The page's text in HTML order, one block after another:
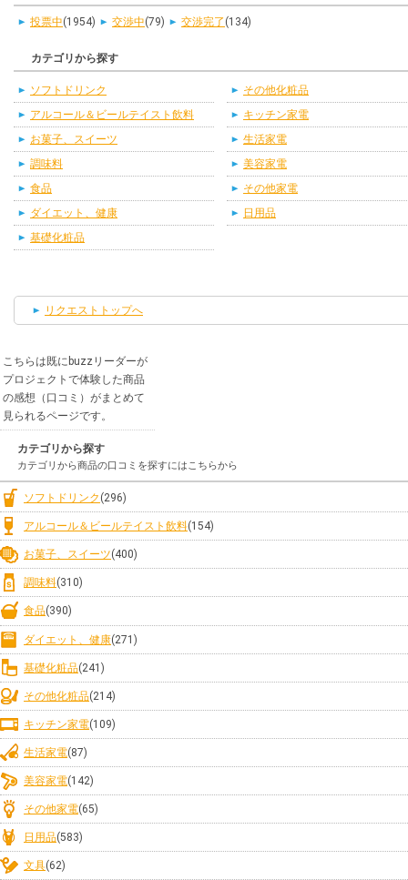
投票中(1954) 交渉中(79) 交渉完了 (134)
カテゴリから探す
ソフトドリンク
アルコール＆ビールテイスト飲料
お菓子、スイーツ
調味料
食品
ダイエット、健康
基礎化粧品
その他化粧品
キッチン家電
生活家電
美容家電
その他家電
日用品
リクエストトップへ
こちらは既にbuzzリーダーが
プロジェクトで体験した商品
の感想（口コミ）がまとめて
見られるページです。
カテゴリから探す
カテゴリから商品の口コミを探すにはこちらから
ソフトドリンク (296)
アルコール＆ビールテイスト飲料(154)
お菓子、スイーツ(400)
調味料(310)
食品(390)
ダイエット、健康(271)
基礎化粧品(241)
その他化粧品(214)
キッチン家電(109)
生活家電(87)
美容家電(142)
その他家電(65)
日用品(583)
文具(62)